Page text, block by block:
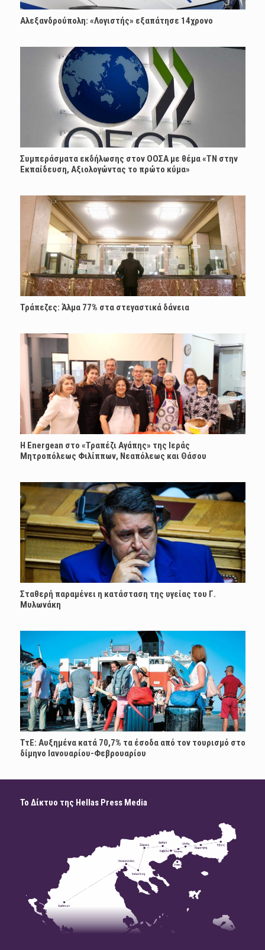
Αλεξανδρούπολη: «Λογιστής» εξαπάτησε 14χρονο
Συμπεράσματα εκδήλωσης στον ΟΟΣΑ με θέμα «ΤΝ στην
Εκπαίδευση, Αξιολογώντας το πρώτο κύμα»
Τράπεζες: Άλμα 77% στα στεγαστικά δάνεια
H Energean στο «Τραπέζι Αγάπης» της Ιεράς
Μητροπόλεως Φιλίππων, Νεαπόλεως και Θάσου
Σταθερή παραμένει η κατάσταση της υγείας του Γ.
Μυλωνάκη
ΤτΕ: Αυξημένα κατά 70,7% τα έσοδα από τον τουρισμό στο
δίμηνο Ιανουαρίου-Φεβρουαρίου
Το Δίκτυο της Hellas Press Media